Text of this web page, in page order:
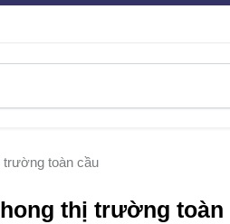
trường toàn cầu
thị trường toàn